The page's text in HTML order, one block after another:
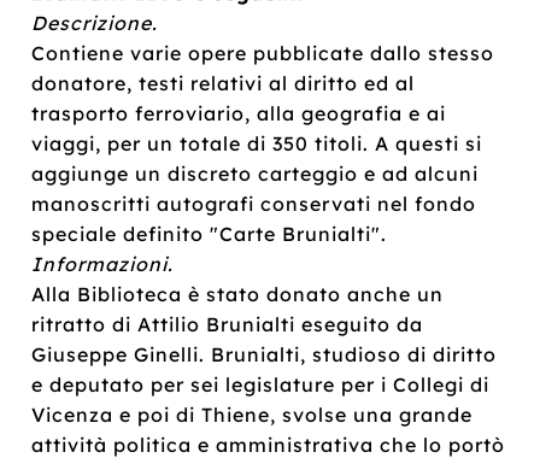
Descrizione.
Contiene varie opere pubblicate dallo stesso
donatore, testi relativi al diritto ed al
trasporto ferroviario, alla geografia e ai
viaggi, per un totale di 350 titoli. A questi si
aggiunge un discreto carteggio e ad alcuni
manoscritti autografi conservati nel fondo
speciale definito "Carte Brunialti".
Informazioni.
Alla Biblioteca è stato donato anche un
ritratto di Attilio Brunialti eseguito da
Giuseppe Ginelli. Brunialti, studioso di diritto
e deputato per sei legislature per i Collegi di
Vicenza e poi di Thiene, svolse una grande
attività politica e amministrativa che lo portò